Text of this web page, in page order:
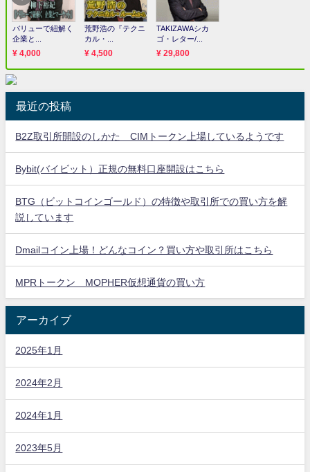
最近の投稿
B2Z取引所開設のしかた CIMトークン上場しているようです
Bybit(バイビット）正規の無料口座開設はこちら
BTG（ビットコインゴールド）の特徴や取引所での買い方を解
説しています
Dmailコイン上場！どんなコイン？買い方や取引所はこちら
MPRトークン MOPHER仮想通貨の買い方
アーカイブ
2025年1月
2024年2月
2024年1月
2023年5月